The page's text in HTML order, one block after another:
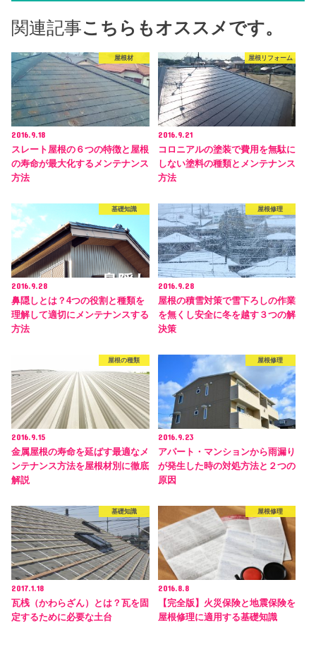
関連記事こちらもオススメです。
屋根材
2016.9.18
スレート屋根の６つの特徴と屋根
の寿命が最大化するメンテナンス
方法
屋根リフォーム
2016.9.21
コロニアルの塗装で費用を無駄に
しない塗料の種類とメンテナンス
方法
基礎知識
2016.9.28
鼻隠しとは？4つの役割と種類を
理解して適切にメンテナンスする
方法
屋根修理
2016.9.28
屋根の積雪対策で雪下ろしの作業
を無くし安全に冬を越す３つの解
決策
屋根の種類
2016.9.15
金属屋根の寿命を延ばす最適なメ
ンテナンス方法を屋根材別に徹底
解説
屋根修理
2016.9.23
アパート・マンションから雨漏り
が発生した時の対処方法と２つの
原因
基礎知識
2017.1.18
瓦桟（かわらざん）とは？瓦を固
定するために必要な土台
屋根修理
2016.8.8
【完全版】火災保険と地震保険を
屋根修理に適用する基礎知識